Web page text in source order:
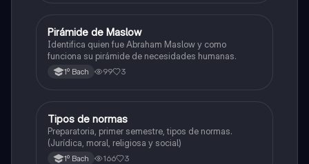
Ética y valores
Pirámide de Maslow
Identifica quien fue Abraham Maslow y como
funciona su pirámide de necesidades humanas.
1º Bach 99 3
Ética y valores
Tipos de normas
Preparatoria, primer semestre, tipos de normas.
(Jurídica, moral, religiosa y social)
1º Bach 166 3